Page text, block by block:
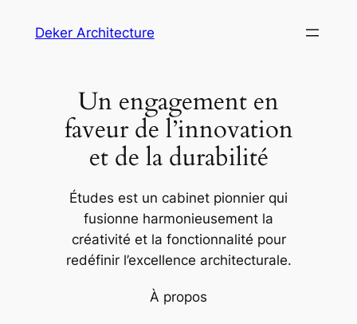
Deker Architecture
Un engagement en
faveur de l’innovation
et de la durabilité
Études est un cabinet pionnier qui
fusionne harmonieusement la
créativité et la fonctionnalité pour
redéfinir l’excellence architecturale.
À propos